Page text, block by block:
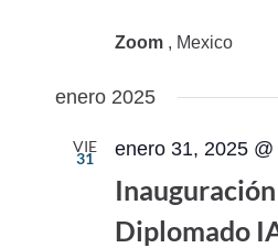
Zoom , Mexico
enero 2025
VIE
31 enero 31, 2025
Diplomado